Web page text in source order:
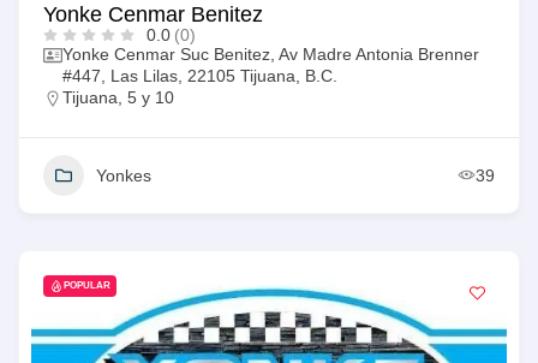
Yonke Cenmar Benitez
0.0 (0)
Yonke Cenmar Suc Benitez, Av Madre Antonia Brenner
#447, Las Lilas, 22105 Tijuana, B.C.
Tijuana 5 y 10
Yonkes 39
POPULAR